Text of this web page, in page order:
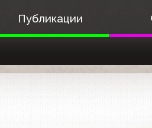
Публикации